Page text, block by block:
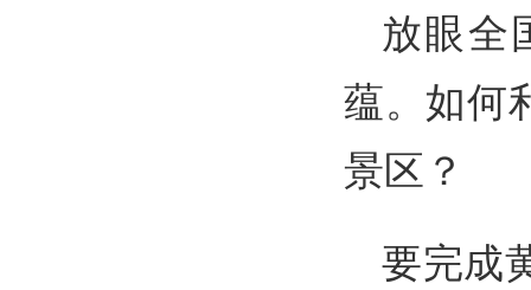
放眼全
蕴。如何
景区？
要完成